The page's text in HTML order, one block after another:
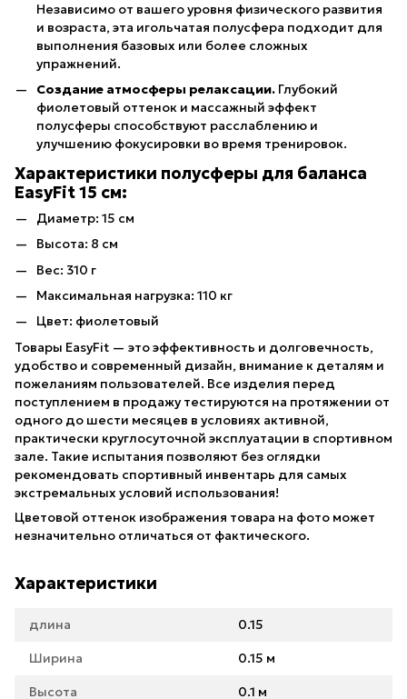
Независимо от вашего уровня физического развития
и возраста, эта игольчатая полусфера подходит для
выполнения базовых или более сложных
упражнений.
Создание атмосферы релаксации. Глубокий
фиолетовый оттенок и массажный эффект
полусферы способствуют расслаблению и
улучшению фокусировки во время тренировок.
Характеристики полусферы для баланса
EasyFit 15 см:
Диаметр: 15 см
Высота: 8 см
Вес: 310 г
Максимальная нагрузка: 110 кг
Цвет: фиолетовый
Товары EasyFit — это эффективность и долговечность,
удобство и современный дизайн, внимание к деталям и
пожеланиям пользователей. Все изделия перед
поступлением в продажу тестируются на протяжении от
одного до шести месяцев в условиях активной,
практически круглосуточной эксплуатации в спортивном
зале. Такие испытания позволяют без оглядки
рекомендовать спортивный инвентарь для самых
экстремальных условий использования!
Цветовой оттенок изображения товара на фото может
незначительно отличаться от фактического.
Характеристики
длина 0.15
Ширина 0.15 м
Высота 0.1 м